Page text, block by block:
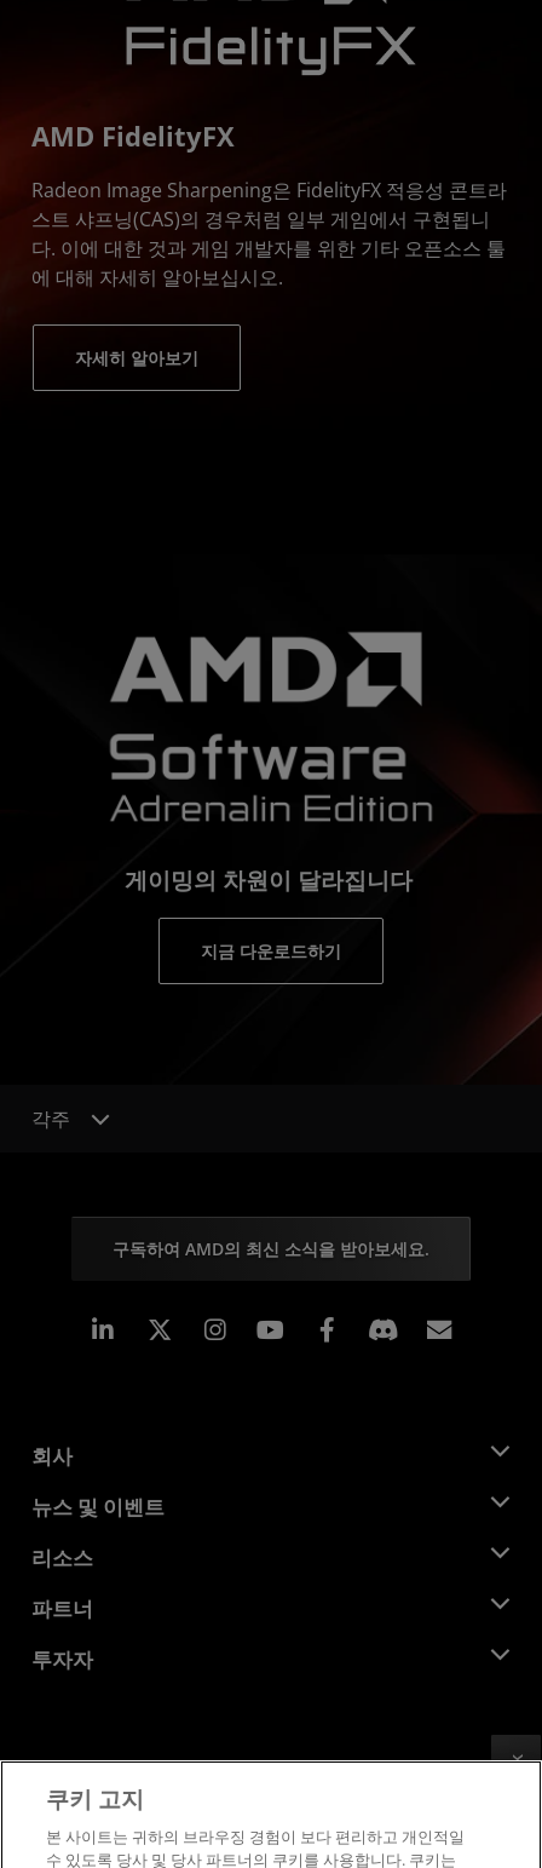
AMD FidelityFX
Radeon Image Sharpening은 FidelityFX 적응성 콘트라
스트 샤프닝(CAS)의 경우처럼 일부 게임에서 구현됩니
다. 이에 대한 것과 게임 개발자를 위한 기타 오픈소스 툴
에 대해 자세히 알아보십시오.
자세히 알아보기
게이밍의 차원이 달라집니다
지금 다운로드하기
각주
구독하여 AMD의 최신 소식을 받아보세요.
Linkedin Instagram Facebook
회사
AMD 소개
기업의 사회적 책임
채용
문의하기
뉴스 및 이벤트
뉴스룸
미디어 라이브러리
리소스
개발자 센트럴
사례 연구
파트너
AMD 파트너 허브
투자자
이사위원회
거버넌스 문서
SEC 신고서
상표
공급망 투명성
쿠키 고지
본 사이트는 귀하의 브라우징 경험이 보다 편리하고 개인적일
수 있도록 당사 및 당사 파트너의 쿠키를 사용합니다. 쿠키는